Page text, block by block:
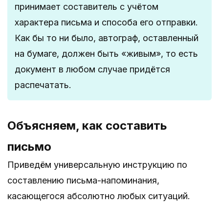
принимает составитель с учётом
характера письма и способа его отправки.
Как бы то ни было, автограф, оставленный
на бумаге, должен быть «живым», то есть
документ в любом случае придётся
распечатать.
Объясняем, как составить
письмо
Приведём универсальную инструкцию по
составлению письма-напоминания,
касающегося абсолютно любых ситуаций.